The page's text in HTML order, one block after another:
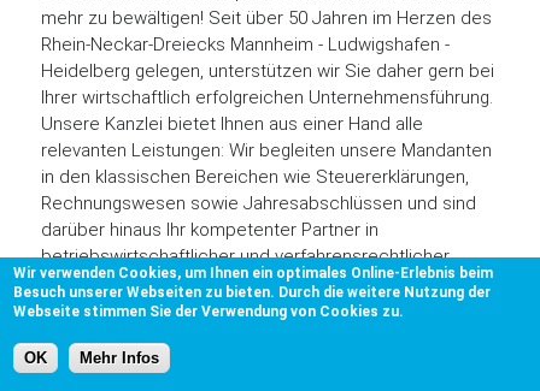
mehr zu bewältigen! Seit über 50 Jahren im Herzen des
Rhein-Neckar-Dreiecks Mannheim - Ludwigshafen -
Heidelberg gelegen, unterstützen wir Sie daher gern bei
Ihrer wirtschaftlich erfolgreichen Unternehmensführung.
Unsere Kanzlei bietet Ihnen aus einer Hand alle
relevanten Leistungen: Wir begleiten unsere Mandanten
in den klassischen Bereichen wie Steuererklärungen,
Rechnungswesen sowie Jahresabschlüssen und sind
darüber hinaus Ihr kompetenter Partner in
betriebswirtschaftlicher und verfahrensrechtlicher
Beratung.
Unsere Mandanten sind überwiegend in der Region
ansässig und stammen aus den unterschiedlichsten
Branchen – unser Anliegen ist es, sie langfristig mit
Wir verwenden Cookies, um Ihnen ein optimales Online-Erlebnis beim
Besuch unserer Webseiten zu bieten. Durch die weitere Nutzung der
Webseite stimmen Sie der Verwendung von Cookies zu.
OK Mehr Infos